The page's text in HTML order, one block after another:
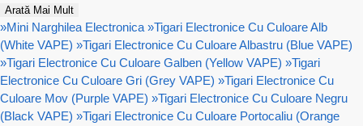
Arată Mai Mult
»Mini Narghilea Electronica »Tigari Electronice Cu Culoare Alb
(White VAPE) »Tigari Electronice Cu Culoare Albastru (Blue VAPE)
»Tigari Electronice Cu Culoare Galben (Yellow VAPE) »Tigari
Electronice Cu Culoare Gri (Grey VAPE) »Tigari Electronice Cu
Culoare Mov (Purple VAPE) »Tigari Electronice Cu Culoare Negru
(Black VAPE) »Tigari Electronice Cu Culoare Portocaliu (Orange